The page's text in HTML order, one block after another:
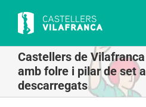
content
Castellers de
amb folre i pilar de set
descarregats